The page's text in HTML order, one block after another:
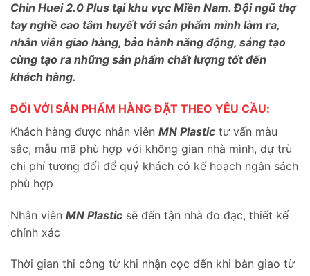
Chin Huei 2.0 Plus tại khu vực Miền Nam. Đội ngũ thợ
tay nghề cao tâm huyết với sản phẩm mình làm ra,
nhân viên giao hàng, bảo hành năng động, sáng tạo
cùng tạo ra những sản phẩm chất lượng tốt đến
khách hàng.
ĐỐI VỚI SẢN PHẨM HÀNG ĐẶT THEO YÊU CẦU:
Khách hàng được nhân viên MN Plastic tư vấn màu
sắc, mẫu mã phù hợp với không gian nhà mình, dự trù
chi phí tương đối để quý khách có kế hoạch ngân sách
phù hợp
Nhân viên MN Plastic sẽ đến tận nhà đo đạc, thiết kế
chính xác
Thời gian thi công từ khi nhận cọc đến khi bàn giao từ